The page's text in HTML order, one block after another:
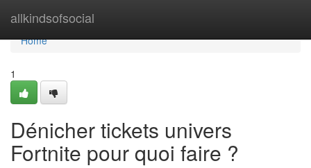
allkindsofsocial
Home
Home
1
Dénicher tickets univers
Fortnite pour quoi faire ?